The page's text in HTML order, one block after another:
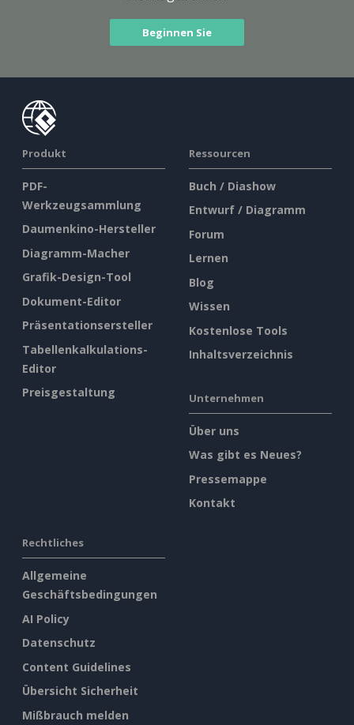
Beginnen Sie
Produkt
PDF-
Werkzeugsammlung
Daumenkino-Hersteller
Diagramm-Macher
Grafik-Design-Tool
Dokument-Editor
Präsentationsersteller
Tabellenkalkulations-
Editor
Preisgestaltung
Ressourcen
Buch / Diashow
Entwurf / Diagramm
Forum
Lernen
Blog
Wissen
Kostenlose Tools
Inhaltsverzeichnis
Unternehmen
Über uns
Was gibt es Neues?
Pressemappe
Kontakt
Rechtliches
Allgemeine
Geschäftsbedingungen
AI Policy
Datenschutz
Content Guidelines
Übersicht Sicherheit
Mißbrauch melden